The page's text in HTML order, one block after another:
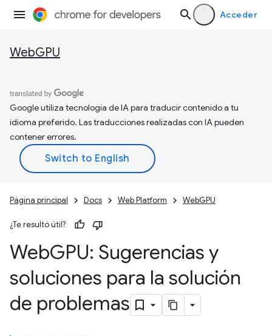
Acceder
WebGPU
Google utiliza tecnología de IA para traducir contenido a tu
idioma preferido. Las traducciones realizadas con IA pueden
contener errores.
Página principal Docs Web Platform WebGPU
¿Te resultó útil?
WebGPU: Sugerencias y
soluciones para la solución
de problemas